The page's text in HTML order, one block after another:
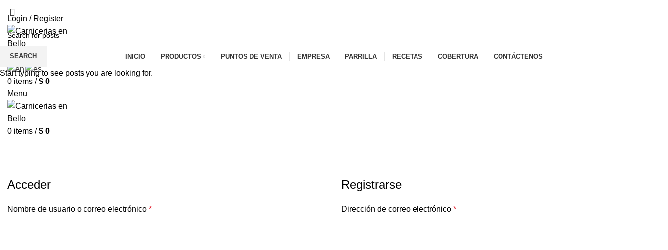
Login / Register
INICIO PRODUCTOS PUNTOS DE VENTA EMPRESA PARRILLA RECETAS COBERTURA CONTÁCTENOS
0 items / $ 0
Menu
0 items / $ 0
Acceder
Nombre de usuario o correo electrónico *
Registrarse
Dirección de correo electrónico *
SEARCH
Start typing to see posts you are looking for.